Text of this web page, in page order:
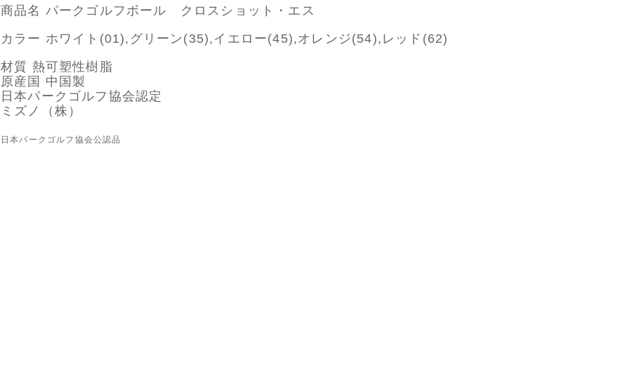
商品名 パークゴルフボール クロスショット・エス
カラー ホワイト(01),グリーン(35),イエロー(45),オレンジ(54),レッド(62)
材質 熱可塑性樹脂
原産国 中国製
日本パークゴルフ協会認定
ミズノ（株）
日本パークゴルフ協会公認品